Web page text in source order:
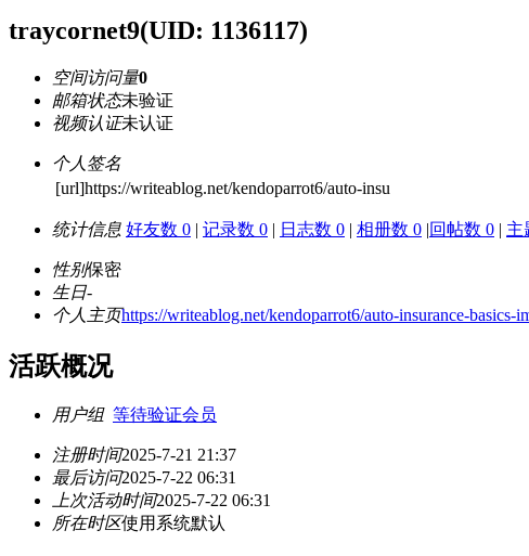
traycornet9(UID: 1136117)
空间访问量0
邮箱状态未验证
视频认证未认证
个人签名
[url]https://writeablog.net/kendoparrot6/auto-insu
统计信息 好友数 0 | 记录数 0 | 日志数 0 | 相册数 0 |回帖数 0 | 主
性别保密
生日-
个人主页https://writeablog.net/kendoparrot6/auto-insurance-
活跃概况
用户组 等待验证会员
注册时间2025-7-21 21:37
最后访问2025-7-22 06:31
上次活动时间2025-7-22 06:31
所在时区使用系统默认